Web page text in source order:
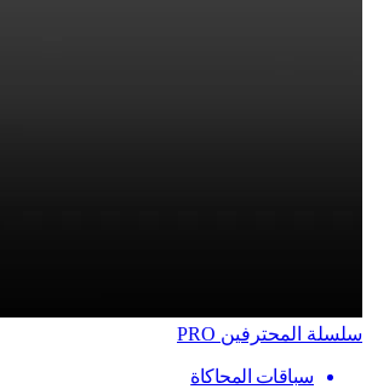
سلسلة المحترفين PRO
سباقات المحاكاة